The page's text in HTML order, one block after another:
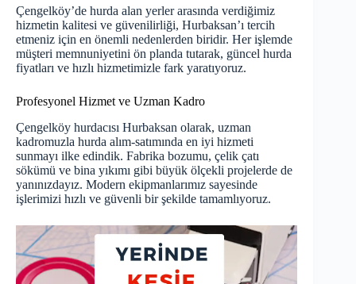
Çengelköy’de hurda alan yerler arasında verdiğimiz
hizmetin kalitesi ve güvenilirliği, Hurbaksan’ı tercih
etmeniz için en önemli nedenlerden biridir. Her işlemde
müşteri memnuniyetini ön planda tutarak, güncel hurda
fiyatları ve hızlı hizmetimizle fark yaratıyoruz.
Profesyonel Hizmet ve Uzman Kadro
Çengelköy hurdacısı Hurbaksan olarak, uzman
kadromuzla hurda alım-satımında en iyi hizmeti
sunmayı ilke edindik. Fabrika bozumu, çelik çatı
sökümü ve bina yıkımı gibi büyük ölçekli projelerde de
yanınızdayız. Modern ekipmanlarımız sayesinde
işlerimizi hızlı ve güvenli bir şekilde tamamlıyoruz.